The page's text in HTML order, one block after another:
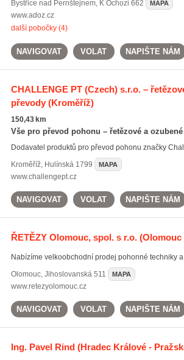
Bystřice nad Pernštejnem, K Ochozi 662 MAPA
www.adoz.cz
další pobočky (4)
NAVIGOVAT VOLAT NAPIŠTE NÁM
CHALLENGE PT (Czech) s.r.o. –
převody(Kroměříž)
150,43 km
Vše pro převod pohonu – řetězové a
Dodavatel produktů pro převod pohonu značky
Kroměříž, Hulínská 1799 MAPA
www.challengept.cz
NAVIGOVAT VOLAT NAPIŠTE NÁM
ŘETĚZY Olomouc, spol. s r.o.(Olomouc
Nabízíme velkoobchodní prodej pohonné techniky
Olomouc, Jihoslovanská 511 MAPA
www.retezyolomouc.cz
NAVIGOVAT VOLAT NAPIŠTE NÁM
Ing. Pavel Rind(Hradec Králové -